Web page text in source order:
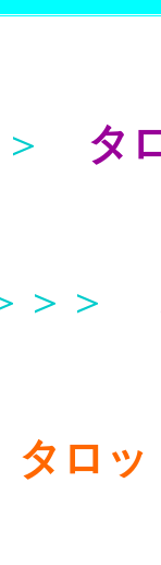
タ
＞＞
タロ